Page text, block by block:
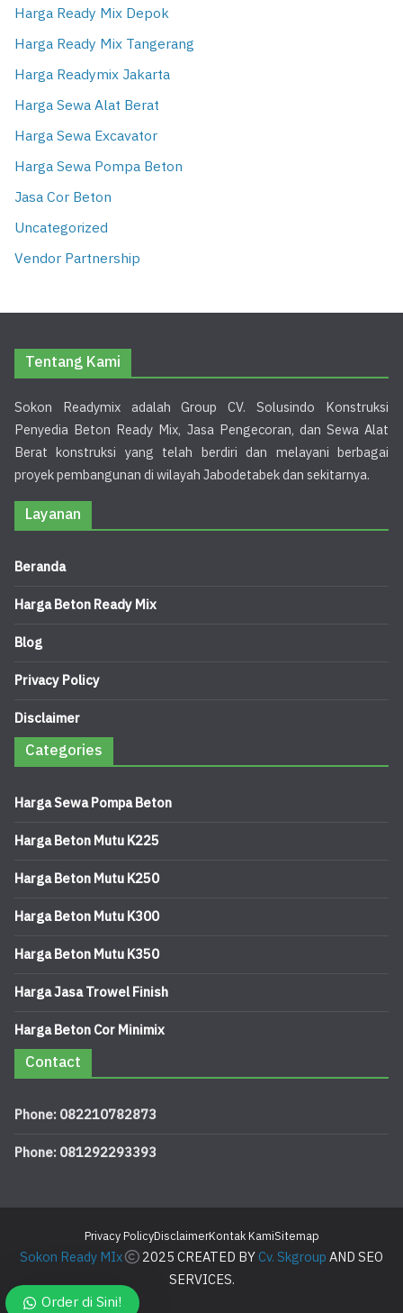
Harga Ready Mix Depok
Harga Ready Mix Tangerang
Harga Readymix Jakarta
Harga Sewa Alat Berat
Harga Sewa Excavator
Harga Sewa Pompa Beton
Jasa Cor Beton
Uncategorized
Vendor Partnership
Tentang Kami
Sokon Readymix adalah Group CV. Solusindo Konstruksi
Penyedia Beton Ready Mix, Jasa Pengecoran, dan Sewa Alat
Berat konstruksi yang telah berdiri dan melayani berbagai
proyek pembangunan di wilayah Jabodetabek dan sekitarnya.
Layanan
Beranda
Harga Beton Ready Mix
Blog
Privacy Policy
Disclaimer
Categories
Harga Sewa Pompa Beton
Harga Beton Mutu K225
Harga Beton Mutu K250
Harga Beton Mutu K300
Harga Beton Mutu K350
Harga Jasa Trowel Finish
Harga Beton Cor Minimix
Contact
Phone: 082210782873
Phone: 081292293393
Privacy PolicyDisclaimerKontak KamiSitemap
Sokon Ready MIx 2025 CREATED BYCv. SkgroupAND SEO
SERVICES.
Order di Sini!